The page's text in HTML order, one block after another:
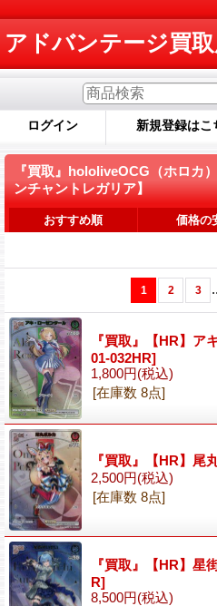
アドバンテージ買
ログイン 新規登録はこ
『買取』hololiveOCG（ホロカ
ンチャントレガリア】
おすすめ順 価格の
1 2 3
『買取』【HR】ア
01-032HR]
1,800円(税込)
[在庫数 8点]
『買取』【HR】尾
2,500円(税込)
[在庫数 8点]
『買取』【HR】星
R]
8,500円(税込)